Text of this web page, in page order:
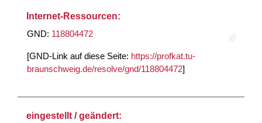
Internet-Ressourcen:
GND: 118804472
[GND-Link auf diese Seite: https://profkat.tu-
braunschweig.de/resolve/gnd/118804472]
eingestellt / geändert: